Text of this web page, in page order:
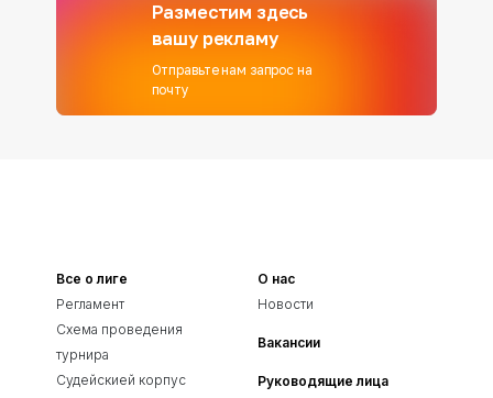
Разместим здесь
вашу рекламу
Отправьте нам запрос на
почту
Все о лиге
Регламент
Схема проведения
турнира
Судейскией корпус
О нас
Новости
Вакансии
Руководящие лица